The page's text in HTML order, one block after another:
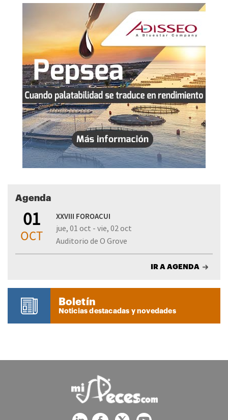
Agenda
01
OCT
XXVIII FOROACUI
jue, 01 oct - vie, 02 oct
Auditorio de O Grove
IR A AGENDA
Boletín
Noticias destacadas y novedades